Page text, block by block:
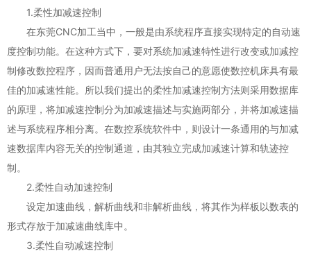
1.柔性加减速控制
在东莞CNC加工当中，一般是由系统程序直接实现特定的自动速
度控制功能。在这种方式下，要对系统加减速特性进行改变或加减控
制修改数控程序，因而普通用户无法按自己的意愿使数控机床具有最
佳的加减速性能。所以我们提出的柔性加减速控制方法则采用数据库
的原理，将加减速控制分为加减速描述与实施两部分，并将加减速描
述与系统程序相分离。在数控系统软件中，则设计一条通用的与加减
速数据库内容无关的控制通道，由其独立完成加减速计算和轨迹控
制。
2.柔性自动加速控制
设定加速曲线，解析曲线和非解析曲线，将其作为样板以数表的
形式存放于加减速曲线库中。
3.柔性自动减速控制